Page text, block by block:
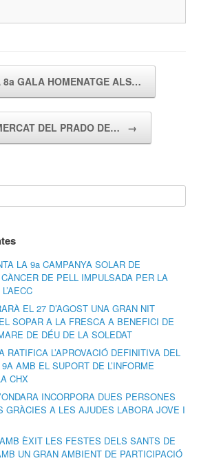
8a GALA HOMENATGE ALS…
DEL PRADO DE… →
LA 9a CAMPANYA SOLAR DE
DE PELL IMPULSADA PER LA
EL 27 D’AGOST UNA GRAN NIT
SOPAR A LA FRESCA A BENEFICI DE
DE DÉU DE LA SOLEDAT
RATIFICA L’APROVACIÓ DEFINITIVA DEL
AMB EL SUPORT DE L’INFORME
CHX
INCORPORA DUES PERSONES
GRÀCIES A LES AJUDES LABORA JOVE I
ÈXIT LES FESTES DELS SANTS DE
UN GRAN AMBIENT DE PARTICIPACIÓ